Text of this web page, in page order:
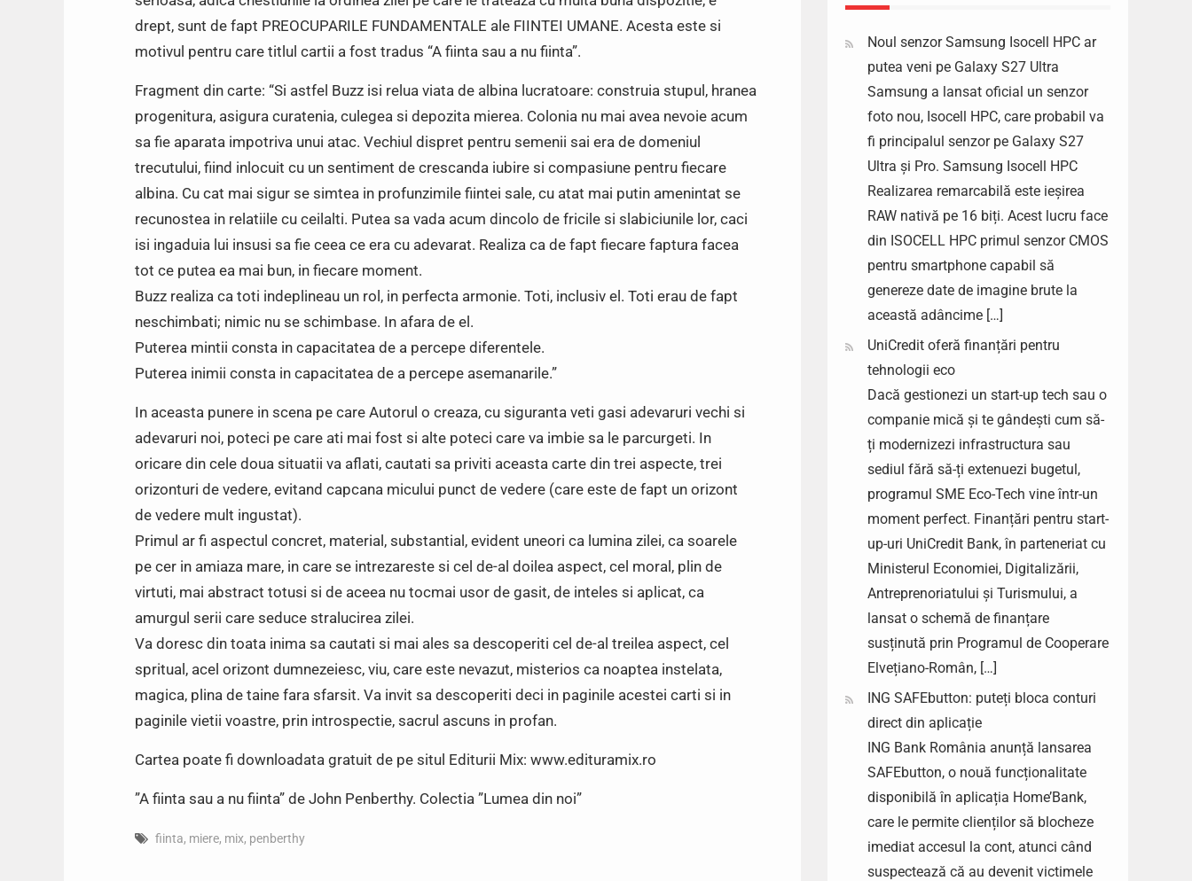
drept, sunt de fapt PREOCUPARILE FUNDAMENTALE ale FIINTEI UMANE. Acesta este si
motivul pentru care titlul cartii a fost tradus “A fiinta sau a nu fiinta”.
Fragment din carte: “Si astfel Buzz isi relua viata de albina lucratoare: construia stupul, hranea
progenitura, asigura curatenia, culegea si depozita mierea. Colonia nu mai avea nevoie acum
sa fie aparata impotriva unui atac. Vechiul dispret pentru semenii sai era de domeniul
trecutului, fiind inlocuit cu un sentiment de crescanda iubire si compasiune pentru fiecare
albina. Cu cat mai sigur se simtea in profunzimile fiintei sale, cu atat mai putin amenintat se
recunostea in relatiile cu ceilalti. Putea sa vada acum dincolo de fricile si slabiciunile lor, caci
isi ingaduia lui insusi sa fie ceea ce era cu adevarat. Realiza ca de fapt fiecare faptura facea
tot ce putea ea mai bun, in fiecare moment.
Buzz realiza ca toti indeplineau un rol, in perfecta armonie. Toti, inclusiv el. Toti erau de fapt
neschimbati; nimic nu se schimbase. In afara de el.
Puterea mintii consta in capacitatea de a percepe diferentele.
Puterea inimii consta in capacitatea de a percepe asemanarile.”
In aceasta punere in scena pe care Autorul o creaza, cu siguranta veti gasi adevaruri vechi si
adevaruri noi, poteci pe care ati mai fost si alte poteci care va imbie sa le parcurgeti. In
oricare din cele doua situatii va aflati, cautati sa priviti aceasta carte din trei aspecte, trei
orizonturi de vedere, evitand capcana micului punct de vedere (care este de fapt un orizont
de vedere mult ingustat).
Primul ar fi aspectul concret, material, substantial, evident uneori ca lumina zilei, ca soarele
pe cer in amiaza mare, in care se intrezareste si cel de-al doilea aspect, cel moral, plin de
virtuti, mai abstract totusi si de aceea nu tocmai usor de gasit, de inteles si aplicat, ca
amurgul serii care seduce stralucirea zilei.
Va doresc din toata inima sa cautati si mai ales sa descoperiti cel de-al treilea aspect, cel
spritual, acel orizont dumnezeiesc, viu, care este nevazut, misterios ca noaptea instelata,
magica, plina de taine fara sfarsit. Va invit sa descoperiti deci in paginile acestei carti si in
paginile vietii voastre, prin introspectie, sacrul ascuns in profan.
Cartea poate fi downloadata gratuit de pe situl Editurii Mix: www.edituramix.ro
”A fiinta sau a nu fiinta” de John Penberthy. Colectia ”Lumea din noi”
fiinta, miere, mix, penberthy
Noul senzor Samsung Isocell HPC ar
putea veni pe Galaxy S27 Ultra
Samsung a lansat oficial un senzor
foto nou, Isocell HPC, care probabil va
fi principalul senzor pe Galaxy S27
Ultra și Pro. Samsung Isocell HPC
Realizarea remarcabilă este ieșirea
RAW nativă pe 16 biți. Acest lucru face
din ISOCELL HPC primul senzor CMOS
pentru smartphone capabil să
genereze date de imagine brute la
această adâncime […]
UniCredit oferă finanțări pentru
tehnologii eco
Dacă gestionezi un start-up tech sau o
companie mică și te gândești cum să-
ți modernizezi infrastructura sau
sediul fără să-ți extenuezi bugetul,
programul SME Eco-Tech vine într-un
moment perfect. Finanțări pentru start-
up-uri UniCredit Bank, în parteneriat cu
Ministerul Economiei, Digitalizării,
Antreprenoriatului și Turismului, a
lansat o schemă de finanțare
susținută prin Programul de Cooperare
Elvețiano-Român, […]
ING SAFEbutton: puteți bloca conturi
direct din aplicație
ING Bank România anunță lansarea
SAFEbutton, o nouă funcționalitate
disponibilă în aplicația Home’Bank,
care le permite clienților să blocheze
imediat accesul la cont, atunci când
suspectează că au devenit victimele